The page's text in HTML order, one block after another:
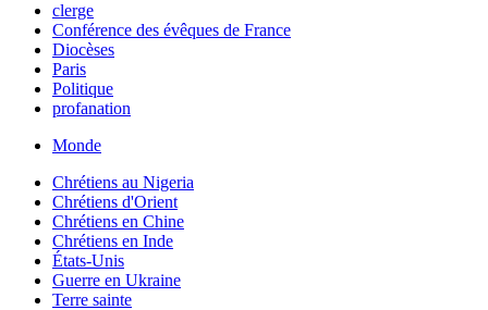
clerge
Conférence des évêques de France
Diocèses
Paris
Politique
profanation
Monde
Chrétiens au Nigeria
Chrétiens d'Orient
Chrétiens en Chine
Chrétiens en Inde
États-Unis
Guerre en Ukraine
Terre sainte